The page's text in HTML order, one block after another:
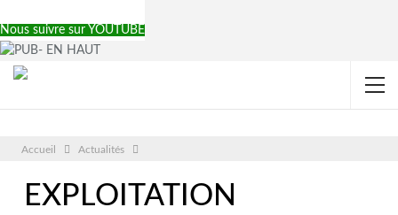
Nous suivre sur YOUTUBE
Accueil Actualités
EXPLOITATION